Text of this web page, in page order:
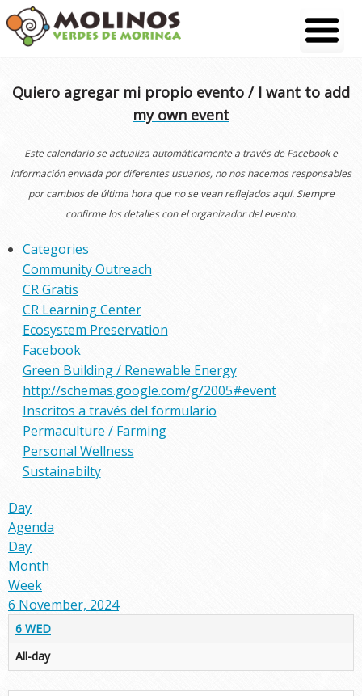
Skip
to
content
Quiero agregar mi propio evento / I want to add
my own event
Este calendario se actualiza automáticamente a través de Facebook e
información enviada por diferentes usuarios, no nos hacemos responsables
por cambios de última hora que no se vean reflejados aquí. Siempre
confirme los detalles con el organizador del evento.
Categories
Community Outreach
CR Gratis
CR Learning Center
Ecosystem Preservation
Facebook
Green Building / Renewable Energy
http://schemas.google.com/g/2005#event
Inscritos a través del formulario
Permaculture / Farming
Personal Wellness
Sustainabilty
Day
Agenda
Day
Month
Week
6 November, 2024
6 WED
All-day